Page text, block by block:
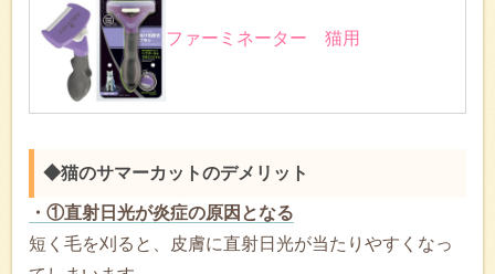
ファーミネーター 猫用
◆猫のサマーカットのデメリット
・①直射日光が炎症の原因となる
短く毛を刈ると、皮膚に直射日光が当たりやすくなっ